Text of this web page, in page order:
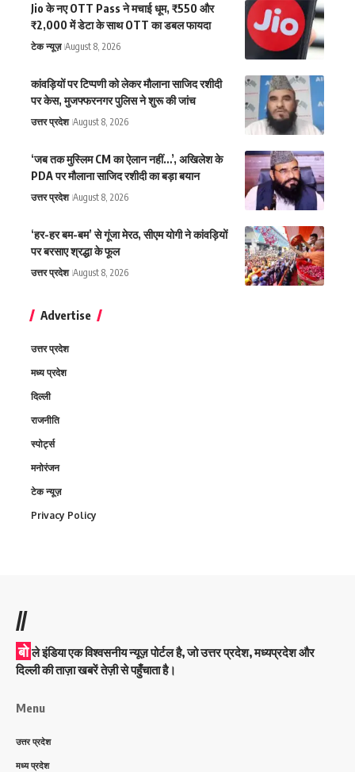
Jio के नए OTT Pass ने मचाई धूम, ₹550 और
₹2,000 में डेटा के साथ OTT का डबल फायदा
टेक न्यूज़ August 8, 2026
कांवड़ियों पर टिप्पणी को लेकर मौलाना साजिद रशीदी
पर केस, मुजफ्फरनगर पुलिस ने शुरू की जांच
उत्तर प्रदेश August 8, 2026
‘जब तक मुस्लिम CM का ऐलान नहीं…’, अखिलेश के
PDA पर मौलाना साजिद रशीदी का बड़ा बयान
उत्तर प्रदेश August 8, 2026
‘हर-हर बम-बम’ से गूंजा मेरठ, सीएम योगी ने कांवड़ियों
पर बरसाए श्रद्धा के फूल
उत्तर प्रदेश August 8, 2026
Advertise
उत्तर प्रदेश
मध्य प्रदेश
दिल्ली
राजनीति
स्पोर्ट्स
मनोरंजन
टेक न्यूज़
Privacy Policy
//
बो ले इंडिया एक विश्वसनीय न्यूज़ पोर्टल है, जो उत्तर प्रदेश, मध्यप्रदेश और
दिल्ली की ताज़ा खबरें तेज़ी से पहुँचाता है।
Menu
उत्तर प्रदेश
मध्य प्रदेश